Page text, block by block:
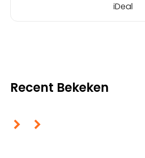
iDeal
Recent Bekeken